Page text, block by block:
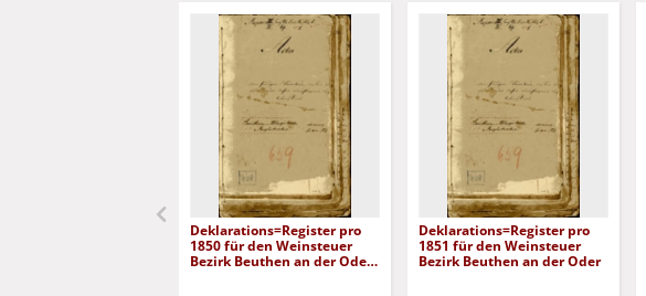
Deklarations=Register pro
1850 für den Weinsteuer
Bezirk Beuthen an der Oder:
Deklarations=Register pro
1851 für den Weinsteuer
Bezirk Beuthen an der Oder